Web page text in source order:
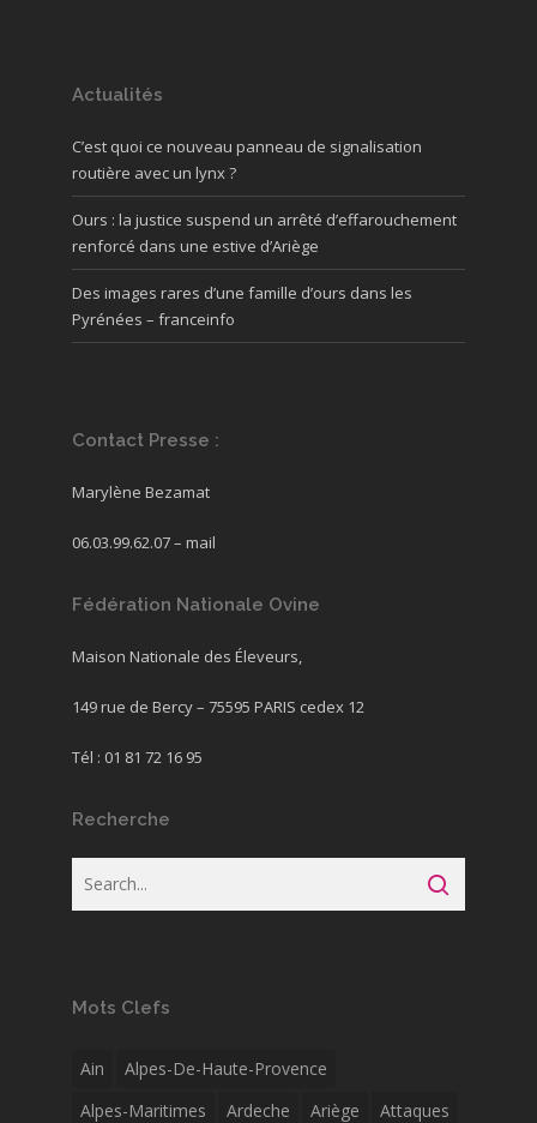
Actualités
C’est quoi ce nouveau panneau de signalisation
routière avec un lynx ?
Ours : la justice suspend un arrêté d’effarouchement
renforcé dans une estive d’Ariège
Des images rares d’une famille d’ours dans les
Pyrénées – franceinfo
Contact Presse :
Marylène Bezamat
06.03.99.62.07 – mail
Fédération Nationale Ovine
Maison Nationale des Éleveurs,
149 rue de Bercy – 75595 PARIS cedex 12
Tél : 01 81 72 16 95
Recherche
Mots Clefs
Ain
Alpes-De-Haute-Provence
Alpes-Maritimes
Ardeche Ariège Attaques